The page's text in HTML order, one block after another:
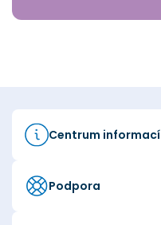
Centrum informací
Podpora